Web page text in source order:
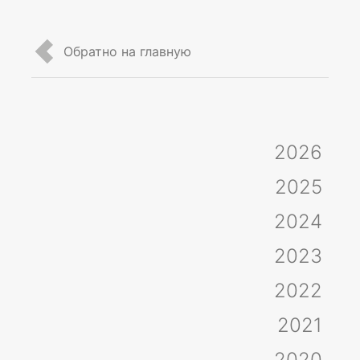
Обратно на главную
2026
2025
2024
2023
2022
2021